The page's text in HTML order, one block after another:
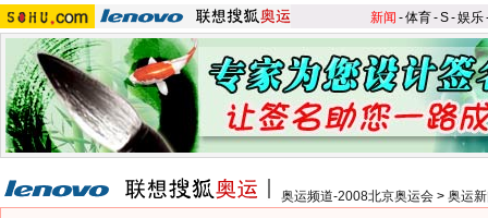
新闻 -体育-S-娱乐
奥运频道-2008北京奥运会 > 奥运